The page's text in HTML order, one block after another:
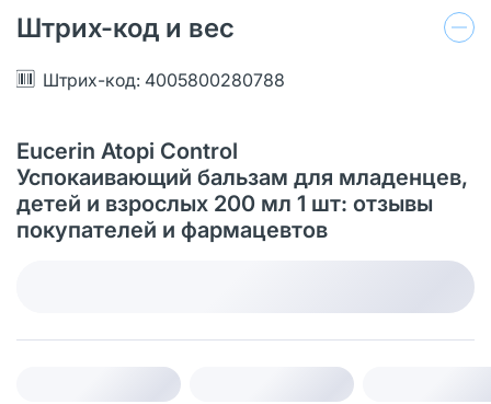
Штрих-код и вес
Штрих-код: 4005800280788
Eucerin Atopi Control
Успокаивающий бальзам для младенцев,
детей и взрослых 200 мл 1 шт: отзывы
покупателей и фармацевтов